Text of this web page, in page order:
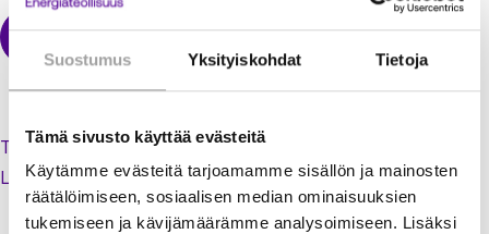
Suostumus Yksityiskohdat Tietoja
Tämä sivusto käyttää evästeitä
Käytämme evästeitä tarjoamamme sisällön ja mainosten
räätälöimiseen, sosiaalisen median ominaisuuksien
tukemiseen ja kävijämäärämme analysoimiseen. Lisäksi
Tilaa uusi salasana unohtuneen tilalle
Luo käyttäjätili jäsenextraan